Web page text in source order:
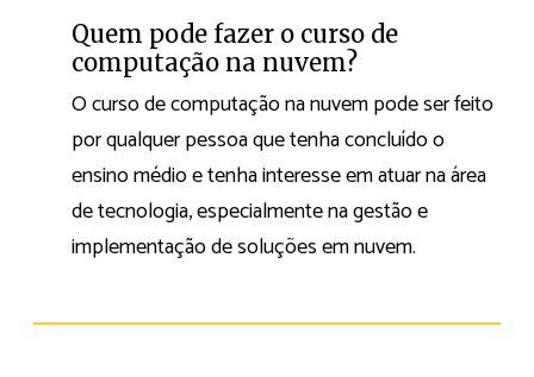
Quem pode fazer o curso de
computação na nuvem?
O curso de computação na nuvem pode ser feito
por qualquer pessoa que tenha concluído o
ensino médio e tenha interesse em atuar na área
de tecnologia, especialmente na gestão e
implementação de soluções em nuvem.